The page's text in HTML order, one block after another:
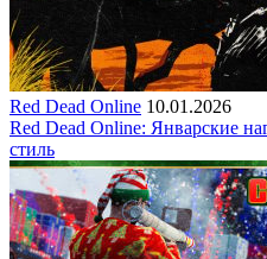
Red Dead Online 10.01.2026
Red Dead Online: Январские
стиль